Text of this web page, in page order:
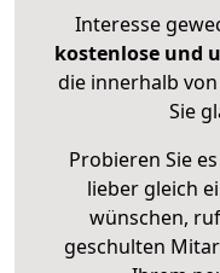
Interesse
kostenlose und
die innerhalb
Sie
Probieren Sie
lieber gleich
wünschen,
geschulten